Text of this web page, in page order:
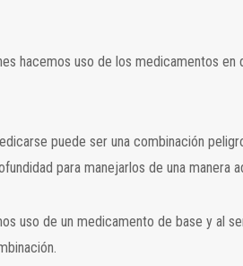
hacemos uso de los medicamentos en
puede ser una combinación
para manejarlos de una manera
uso de un medicamento de base y al